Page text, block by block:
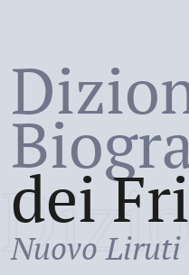
dei
Nuovo Liruti